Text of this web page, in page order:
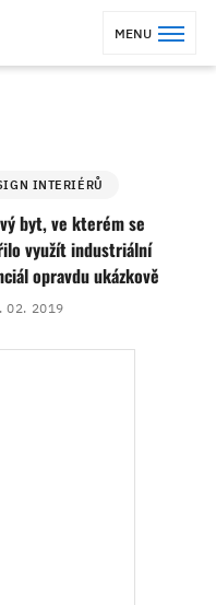
MENU
INTERIÉRŮ
byt, ve kterém se
využít industriální
opravdu ukázkově
02. 2019